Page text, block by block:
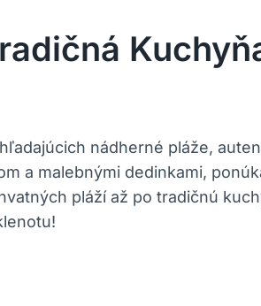
nádherné pláže,
a malebnými‌ dedinkami,
pláží až po tradičnú